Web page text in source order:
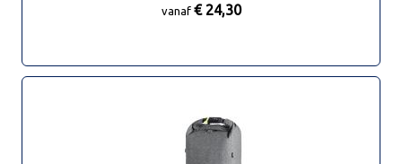
vanaf € 24,30